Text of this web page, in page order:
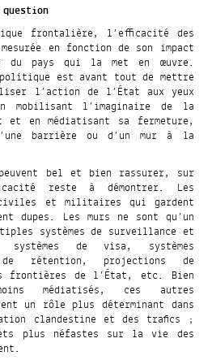
frontalière, l’efficacité des
en fonction de son impact
du pays qui la met en œuvre.
est avant tout de mettre
l’action de l’État aux yeux
mobilisant l’imaginaire de la
en médiatisant sa fermeture,
barrière ou d’un mur à la
bel et bien rassurer, sur
reste à démontrer. Les
et militaires qui gardent
dupes. Les murs ne sont qu’un
systèmes de surveillance et
de visa, systèmes
de rétention, projections de
frontières de l’État, etc. Bien
médiatisés, ces autres
un rôle plus déterminant dans
clandestine et des trafics ;
plus néfastes sur la vie des